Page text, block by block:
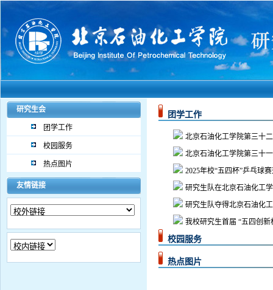
研究生会
团学工作
校园服务
热点图片
友情链接
团学工
北京石油化工学院第三十
北京石油化工学院第三十
2025年校“五四杯”乒乓球
研究生队在北京石油化工
研究生队夺得北京石油化
我校研究生首届 “五四创
校园服
热点图